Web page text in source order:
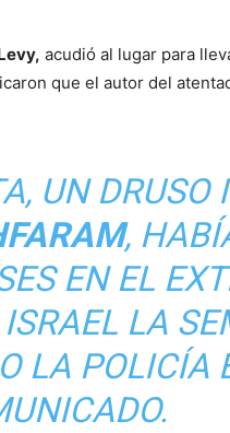
acudió al lugar para
que el autor del
UN DRUSO
,
EN EL
ISRAEL LA
LA POLICÍA